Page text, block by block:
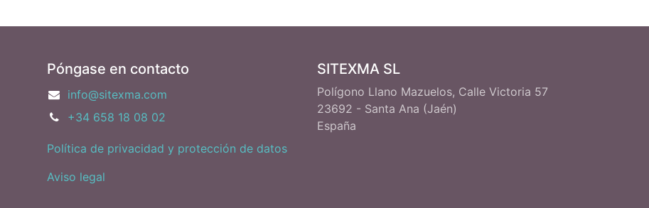
Póngase en contacto
info@sitexma.com
+34 658 18 08 02
Política de privacidad y protección de datos
Aviso legal
SITEXMA SL
Polígono Llano Mazuelos, Calle Victoria 57
23692 - Santa Ana (Jaén)
España